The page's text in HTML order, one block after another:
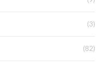
(3)
(82)